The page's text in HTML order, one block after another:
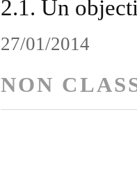
2.1. Un
27/01/2014
NON